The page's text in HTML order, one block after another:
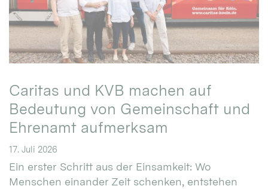
Caritas und KVB machen auf
Bedeutung von Gemeinschaft und
Ehrenamt aufmerksam
17. Juli 2026
Ein erster Schritt aus der Einsamkeit: Wo
Menschen einander Zeit schenken, entstehen